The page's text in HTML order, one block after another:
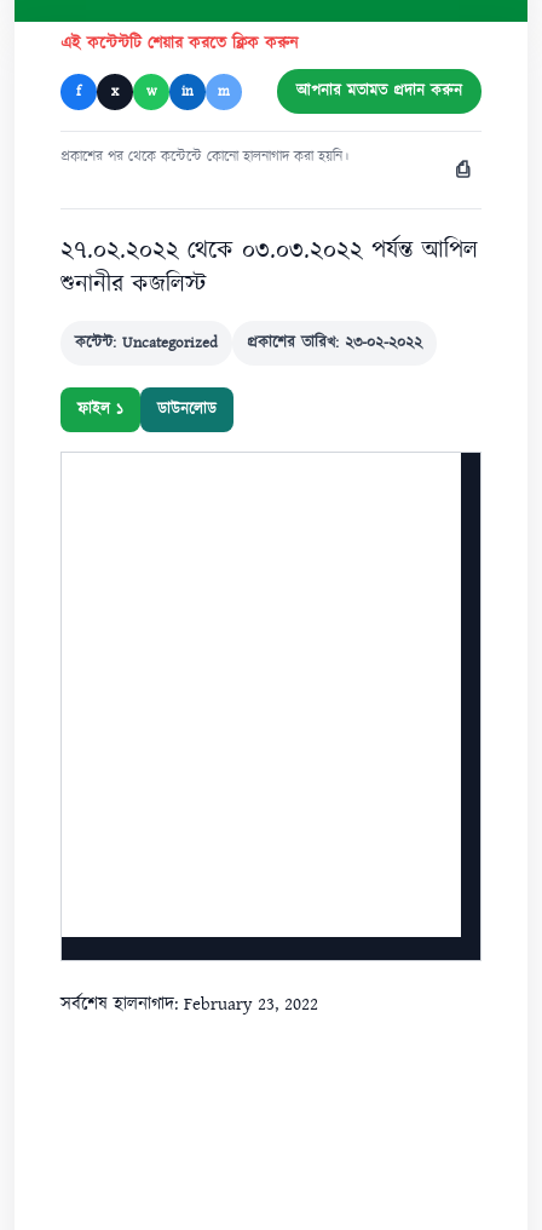
এই কন্টেন্টটি শেয়ার করতে ক্লিক করুন
f x w in m আপনার মতামত প্রদান করুন
প্রকাশের পর থেকে কন্টেন্টে কোনো হালনাগাদ করা হয়নি। ⎙
২৭.০২.২০২২ থেকে ০৩.০৩.২০২২ পর্যন্ত আপিল
শুনানীর কজলিস্ট
কন্টেন্ট: Uncategorized প্রকাশের তারিখ: ২৩-০২-২০২২
ফাইল ১ ডাউনলোড
সর্বশেষ হালনাগাদ: February 23, 2022